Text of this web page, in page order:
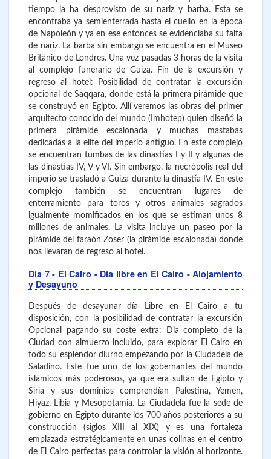
tiempo la ha desprovisto de su nariz y barba. Esta se
encontraba ya semienterrada hasta el cuello en la época
de Napoleón y ya en ese entonces se evidenciaba su falta
de nariz. La barba sin embargo se encuentra en el Museo
Británico de Londres. Una vez pasadas 3 horas de la visita
al complejo funerario de Guiza. Fin de la excursión y
regreso al hotel: Posibilidad de contratar la excursión
opcional de Saqqara, donde está la primera pirámide que
se construyó en Egipto. Allí veremos las obras del primer
arquitecto conocido del mundo (Imhotep) quien diseñó la
primera pirámide escalonada y muchas mastabas
dedicadas a la elite del imperio antiguo. En este complejo
se encuentran tumbas de las dinastías I y II y algunas de
las dinastías IV, V y VI. Sin embargo, la necrópolis real del
imperio se trasladó a Guiza durante la dinastía IV. En este
complejo también se encuentran lugares de
enterramiento para toros y otros animales sagrados
igualmente momificados en los que se estiman unos 8
millones de animales. La visita incluye un paseo por la
pirámide del faraón Zoser (la pirámide escalonada) donde
nos llevaran de regreso al hotel.
Día 7 - El Cairo - Día libre en El Cairo - Alojamiento
y Desayuno
Después de desayunar día Libre en El Cairo a tu
disposición, con la posibilidad de contratar la excursión
Opcional pagando su coste extra: Dia completo de la
Ciudad con almuerzo incluido, para explorar El Cairo en
todo su esplendor diurno empezando por la Ciudadela de
Saladino. Este fue uno de los gobernantes del mundo
islámicos más poderosos, ya que era sultán de Egipto y
Siria y sus dominios comprendían Palestina, Yemen,
Hiyaz, Libia y Mesopotamia. La Ciudadela fue la sede de
gobierno en Egipto durante los 700 años posteriores a su
construcción (siglos XIII al XIX) y es una fortaleza
emplazada estratégicamente en unas colinas en el centro
de El Cairo perfectas para controlar la visión al horizonte.